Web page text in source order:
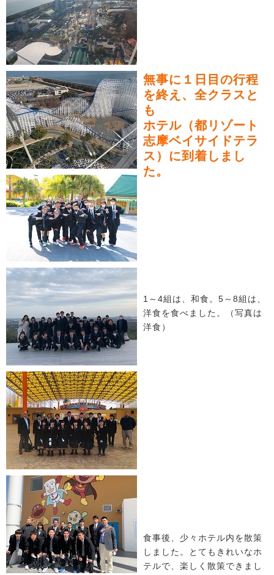
無事に１日目の行程
を終え、全クラスと
も
ホテル（都リゾート
志摩ベイサイドテラ
ス）に到着しまし
た。
1～4組は、和食。5～8組は、
洋食を食べました。（写真は
洋食）
食事後、少々ホテル内を散策
しました。とてもきれいなホ
テルで、楽しく散策できまし